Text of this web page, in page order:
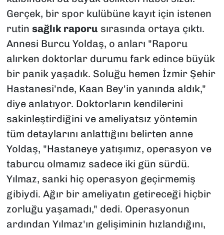
Gerçek, bir spor kulübüne kayıt için istenen
rutin sağlık raporu sırasında ortaya çıktı.
Annesi Burcu Yoldaş, o anları "Raporu
alırken doktorlar durumu fark edince büyük
bir panik yaşadık. Soluğu hemen İzmir Şehir
Hastanesi'nde, Kaan Bey'in yanında aldık,"
diye anlatıyor. Doktorların kendilerini
sakinleştirdiğini ve ameliyatsız yöntemin
tüm detaylarını anlattığını belirten anne
Yoldaş, "Hastaneye yatışımız, operasyon ve
taburcu olmamız sadece iki gün sürdü.
Yılmaz, sanki hiç operasyon geçirmemiş
gibiydi. Ağır bir ameliyatın getireceği hiçbir
zorluğu yaşamadı," dedi. Operasyonun
ardından Yılmaz'ın gelişiminin hızlandığını,